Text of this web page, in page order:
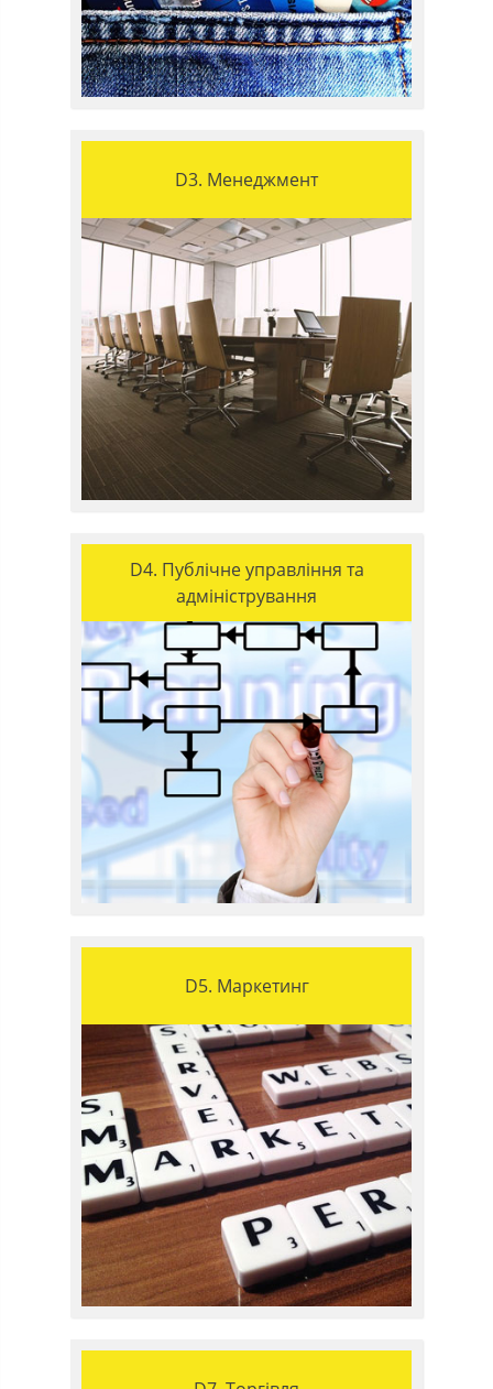
D3. Менеджмент
D4. Публічне управління та
адміністрування
D5. Маркетинг